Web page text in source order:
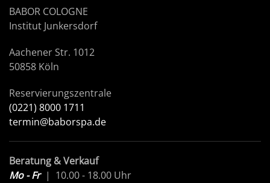
BABOR COLOGNE
Institut Junkersdorf
Aachener Str. 1012
50858 Köln
Reservierungszentrale
(0221) 8000 1711
termin@baborspa.de
Beratung & Verkauf
Mo - Fr| 10.00 - 18.00 Uhr